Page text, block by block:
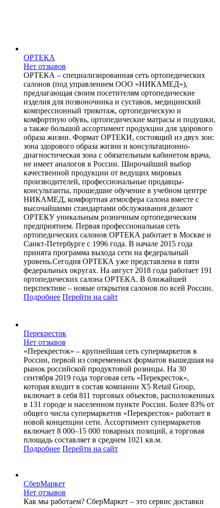
ОРТЕКА
Нет отзывов
ОРТЕКА – специализированная сеть ортопедических
салонов (под управлением ООО «НИКАМЕД»),
предлагающая своим посетителям ортопедические
изделия для позвоночника и суставов, медицинский
компрессионный трикотаж, ортопедическую и
комфортную обувь, ортопедические матрасы и подушки,
а также большой ассортимент продукции для здорового
образа жизни. Формат ОРТЕКИ, состоящий из двух зон:
зона здорового образа жизни и консультационно-
диагностическая зона с обязательным кабинетом врача,
не имеет аналогов в России. Широчайший выбор
качественной продукции от ведущих мировых
производителей, профессиональные продавцы-
консультанты, прошедшие обучение в учебном центре
НИКАМЕД, комфортная атмосфера салона вместе с
высочайшими стандартами обслуживания делают
ОРТЕКУ уникальным розничным ортопедическим
предприятием. Первая профессиональная сеть
ортопедических салонов ОРТЕКА работает в Москве и
Санкт-Петербурге с 1996 года. В начале 2015 года
принята программа выхода сети на федеральный
уровень.Сегодня ОРТЕКА уже представлена в пяти
федеральных округах. На август 2018 года работает 191
ортопедических салона ОРТЕКА. В ближайшей
перспективе – новые открытия салонов по всей России.
Подробнее Перейти на сайт
Перекресток
Нет отзывов
«Перекресток» – крупнейшая сеть супермаркетов в
России, первой из современных форматов вышедшая на
рынок российской продуктовой розницы. На 30
сентября 2019 года торговая сеть «Перекресток»,
которая входит в состав компании X5 Retail Group,
включает в себя 811 торговых объектов, расположенных
в 131 городе и населенном пункте России. Более 83% от
общего числа супермаркетов «Перекресток» работает в
новой концепции сети. Ассортимент супермаркетов
включает 8 000–15 000 товарных позиций, а торговая
площадь составляет в среднем 1021 кв.м.
Подробнее Перейти на сайт
СберМаркет
Нет отзывов
Как мы работаем? СберМаркет – это cервис доставки